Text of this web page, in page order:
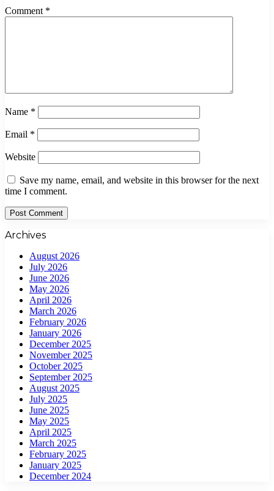
Comment *
Name *
Email *
Website
Save my name, email, and website in this browser for the next
time I comment.
Archives
August 2026
July 2026
June 2026
May 2026
April 2026
March 2026
February 2026
January 2026
December 2025
November 2025
October 2025
September 2025
August 2025
July 2025
June 2025
May 2025
April 2025
March 2025
February 2025
January 2025
December 2024